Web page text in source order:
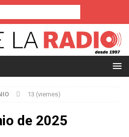
13 (viernes)
de 2025